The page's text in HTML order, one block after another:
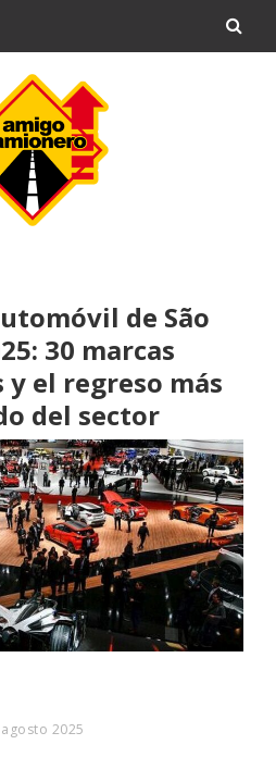
de São
30 marcas
el regreso más
del sector
2025